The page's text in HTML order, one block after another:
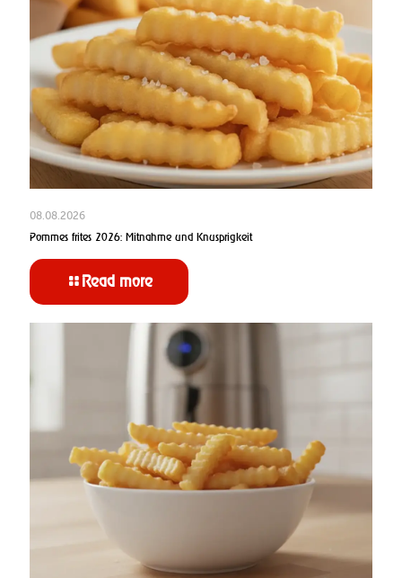
08.08.2026
Pommes frites 2026: Mitnahme und Knusprigkeit
Read more